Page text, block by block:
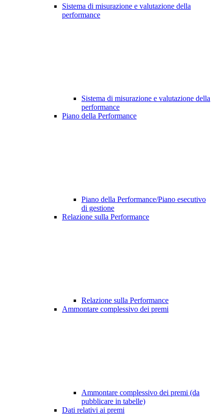
Sistema di misurazione e valutazione della
performance
Sistema di misurazione e valutazione della
performance
Piano della Performance
Piano della Performance/Piano esecutivo
di gestione
Relazione sulla Performance
Relazione sulla Performance
Ammontare complessivo dei premi
Ammontare complessivo dei premi (da
pubblicare in tabelle)
Dati relativi ai premi